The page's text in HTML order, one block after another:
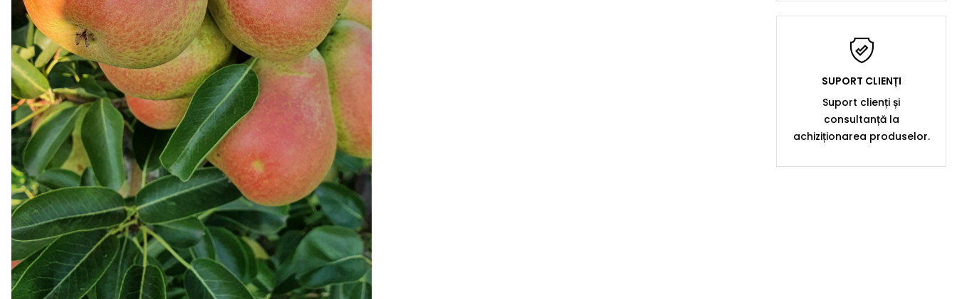
SUPORT CLIENȚI
Suport clienți și
consultanță la
achiziționarea produselor.